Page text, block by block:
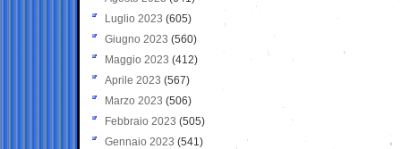
Luglio 2023 (605)
Giugno 2023 (560)
Maggio 2023 (412)
Aprile 2023 (567)
Marzo 2023 (506)
Febbraio 2023 (505)
Gennaio 2023 (541)